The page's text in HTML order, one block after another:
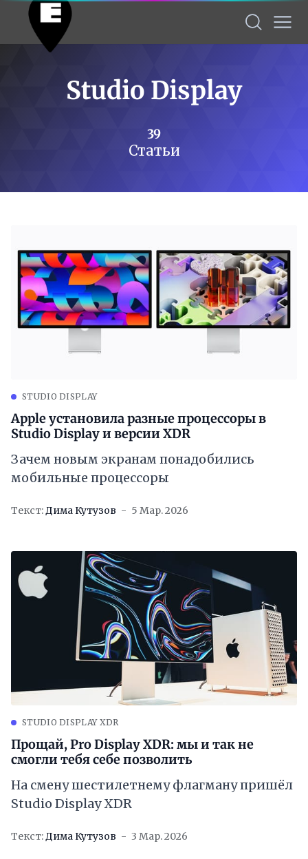
Studio Display
39
Статьи
STUDIO DISPLAY
Apple установила разные процессоры в
Studio Display и версии XDR
Зачем новым экранам понадобились
мобильные процессоры
Текст:Дима Кутузов 5 Мар. 2026
STUDIO DISPLAY XDR
Прощай, Pro Display XDR: мы и так не
смогли тебя себе позволить
На смену шестилетнему флагману пришёл
Studio Display XDR
Текст:Дима Кутузов 3 Мар. 2026